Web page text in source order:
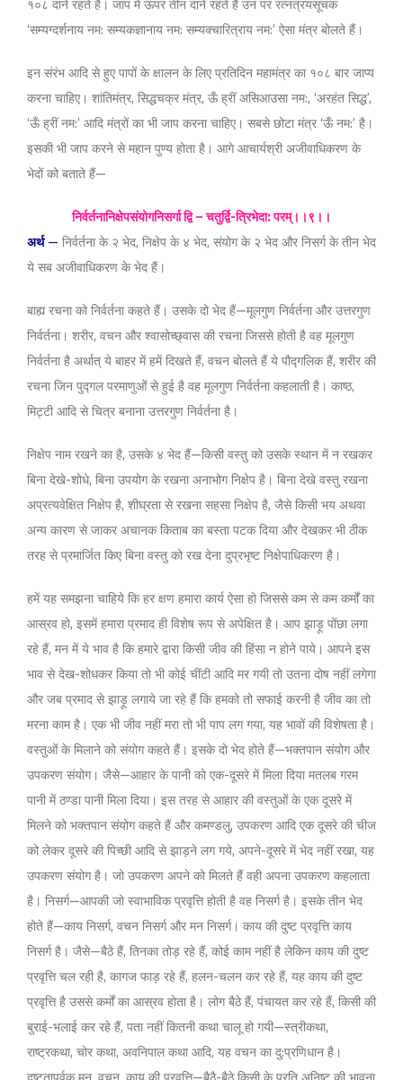
१०८ दाने रहते हैं। जाप में ऊपर तीन दाने रहते हैं उन पर रत्नत्रयसूचक
‘सम्यग्दर्शनाय नम: सम्यकज्ञानाय नम: सम्यक्चारित्राय नम:’ ऐसा मंत्र बोलते हैं।
इन संरंभ आदि से हुए पापों के क्षालन के लिए प्रतिदिन महामंत्र का १०८ बार जाप्य
करना चाहिए। शांतिमंत्र, सिद्धचक्र मंत्र, ऊँ ह्रीं असिआउसा नम:, ‘अरहंत सिद्ध’,
‘ऊँ ह्रीं नम:’ आदि मंत्रों का भी जाप करना चाहिए। सबसे छोटा मंत्र ‘ऊँ नम:’ है।
इसकी भी जाप करने से महान पुण्य होता है। आगे आचार्यश्री अजीवाधिकरण के
भेदों को बताते हैं—
निर्वर्तनानिक्षेपसंयोगनिसर्गा द्वि – चतुर्द्वि-त्रिभेदा: परम्।।९।।
अर्थ— निर्वर्तना के २ भेद, निक्षेप के ४ भेद, संयोग के २ भेद और निसर्ग के तीन भेद
ये सब अजीवाधिकरण के भेद हैं।
बाह्य रचना को निर्वर्तना कहते हैं। उसके दो भेद हैं—मूलगुण निर्वर्तना और उत्तरगुण
निर्वर्तना। शरीर, वचन और श्वासोच्छ्वास की रचना जिससे होती है वह मूलगुण
निर्वर्तना है अर्थात् ये बाहर में हमें दिखते हैं, वचन बोलते हैं ये पौद्गलिक हैं, शरीर की
रचना जिन पुद्गल परमाणुओं से हुई है वह मूलगुण निर्वर्तना कहलाती है। काष्ठ,
मिट्टी आदि से चित्र बनाना उत्तरगुण निर्वर्तना है।
निक्षेप नाम रखने का है, उसके ४ भेद हैं—किसी वस्तु को उसके स्थान में न रखकर
बिना देखे-शोधे, बिना उपयोग के रखना अनाभोग निक्षेप है। बिना देखे वस्तु रखना
अप्रत्यवेक्षित निक्षेप है, शीघ्रता से रखना सहसा निक्षेप है, जैसे किसी भय अथवा
अन्य कारण से जाकर अचानक किताब का बस्ता पटक दिया और देखकर भी ठीक
तरह से प्रमार्जित किए बिना वस्तु को रख देना दुप्रभृष्ट निक्षेपाधिकरण है।
हमें यह समझना चाहिये कि हर क्षण हमारा कार्य ऐसा हो जिससे कम से कम कर्मों का
आस्रव हो, इसमें हमारा प्रमाद ही विशेष रूप से अपेक्षित है। आप झाड़ू पोंछा लगा
रहे हैं, मन में ये भाव है कि हमारे द्वारा किसी जीव की हिंसा न होने पाये। आपने इस
भाव से देख-शोधकर किया तो भी कोई चींटी आदि मर गयी तो उतना दोष नहीं लगेगा
और जब प्रमाद से झाड़ू लगाये जा रहे हैं कि हमको तो सफाई करनी है जीव का तो
मरना काम है। एक भी जीव नहीं मरा तो भी पाप लग गया, यह भावों की विशेषता है।
वस्तुओं के मिलाने को संयोग कहते हैं। इसके दो भेद होते हैं—भक्तपान संयोग और
उपकरण संयोग। जैसे—आहार के पानी को एक-दूसरे में मिला दिया मतलब गरम
पानी में ठण्डा पानी मिला दिया। इस तरह से आहार की वस्तुओं के एक दूसरे में
मिलने को भक्तपान संयोग कहते हैं और कमण्डलु, उपकरण आदि एक दूसरे की चीज
को लेकर दूसरे की पिच्छी आदि से झाड़ने लग गये, अपने-दूसरे में भेद नहीं रखा, यह
उपकरण संयोग है। जो उपकरण अपने को मिलते हैं वही अपना उपकरण कहलाता
है। निसर्ग—आपकी जो स्वाभाविक प्रवृत्ति होती है वह निसर्ग है। इसके तीन भेद
होते हैं—काय निसर्ग, वचन निसर्ग और मन निसर्ग। काय की दुष्ट प्रवृत्ति काय
निसर्ग है। जैसे—बैठे हैं, तिनका तोड़ रहे हैं, कोई काम नहीं है लेकिन काय की दुष्ट
प्रवृत्ति चल रही है, कागज फाड़ रहे हैं, हलन-चलन कर रहे हैं, यह काय की दुष्ट
प्रवृत्ति है उससे कर्मों का आस्रव होता है। लोग बैठे हैं, पंचायत कर रहे हैं, किसी की
बुराई-भलाई कर रहे हैं, पता नहीं कितनी कथा चालू हो गयी—स्त्रीकथा,
राष्ट्रकथा, चोर कथा, अवनिपाल कथा आदि, यह वचन का दु:प्रणिधान है।